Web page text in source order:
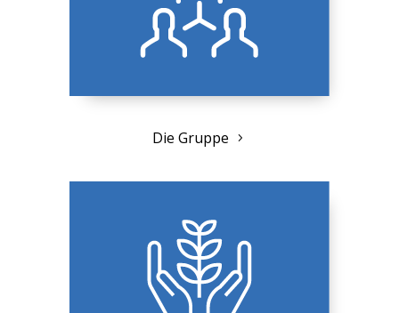
Die Gruppe